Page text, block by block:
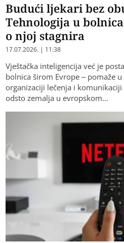
Budući ljekari bez
Tehnologija u
o njoj stagnira
17.07.2026. | 11:38
Vještačka inteligencija već je
bolnica širom Evrope – pomaže
organizaciji lečenja i
odsto zemalja u evropskom…